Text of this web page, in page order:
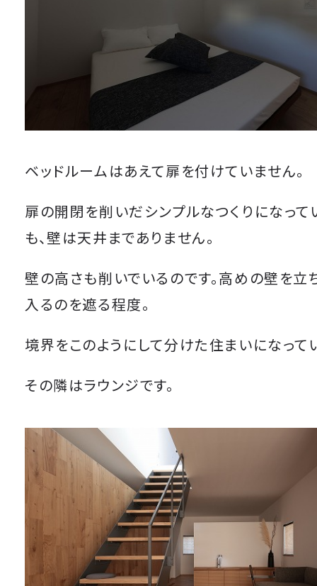
ベッドルームはあえて扉を付けていません。
扉の開閉を削いだシンプルなつくりになって
も、壁は天井までありません。
壁の高さも削いでいるのです。高めの壁を立
入るのを遮る程度。
境界をこのようにして分けた住まいになって
その隣はラウンジです。